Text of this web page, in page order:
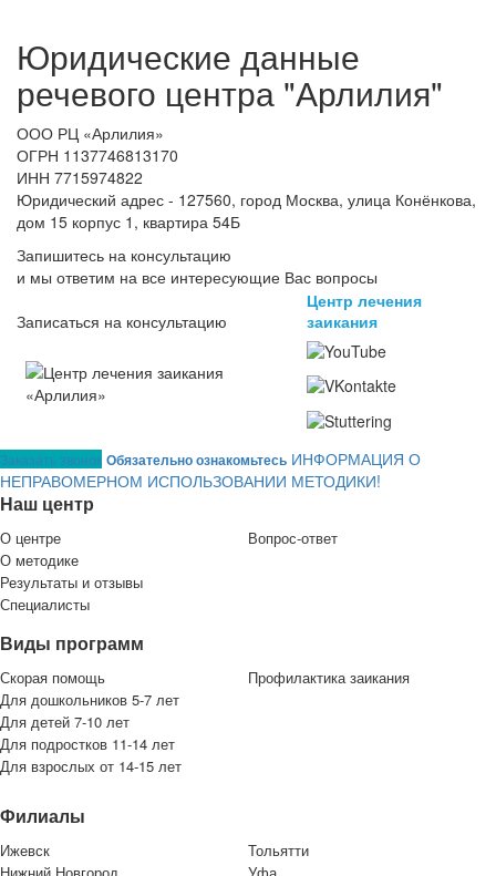
Юридические данные
речевого центра "Арлилия"
ООО РЦ «Арлилия»
ОГРН 1137746813170
ИНН 7715974822
Юридический адрес - 127560, город Москва, улица Конёнкова,
дом 15 корпус 1, квартира 54Б
Запишитесь на консультацию
и мы ответим на все интересующие Вас вопросы
Записаться на консультацию
Центр лечения
заикания
Заказать звонок Обязательно ознакомьтесь ИНФОРМАЦИЯ О
НЕПРАВОМЕРНОМ ИСПОЛЬЗОВАНИИ МЕТОДИКИ!
Наш центр
О центре
О методике
Результаты и отзывы
Специалисты
Вопрос-ответ
Виды программ
Скорая помощь
Для дошкольников 5-7 лет
Для детей 7-10 лет
Для подростков 11-14 лет
Для взрослых от 14-15 лет
Профилактика заикания
Филиалы
Ижевск
Тольятти